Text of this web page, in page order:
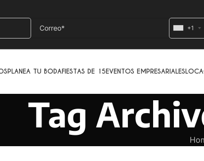
+1
PLANEA TU BODAFIESTAS DE 15EVENTOS EMPRESARIALES
Tag